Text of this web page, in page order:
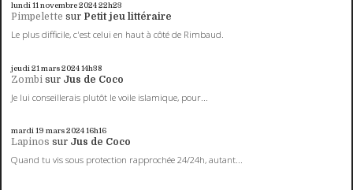
lundi 11novembre 202422h23
Pimpelette sur Petit jeu littéraire
Le plus difficile, c'est celui en haut à côté de Rimbaud.
jeudi 21 mars 202414h38
Zombi sur Jus de Coco
Je lui conseillerais plutôt le voile islamique, pour...
mardi 19 mars 202416h16
Lapinos sur Jus de Coco
Quand tu vis sous protection rapprochée 24/24h, autant...